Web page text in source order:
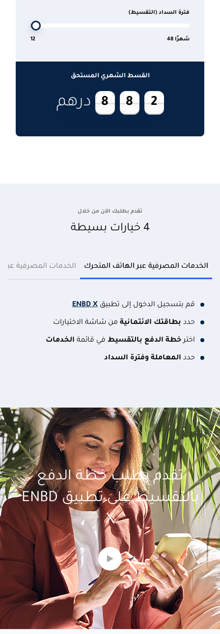
فترة السداد (التقسيط)
12 شهرًا 48
القسط الشهري المستحق
درهم 8 8 2
تقدم بطلبك الآن من خلال
4 خيارات بسيطة
الخدمات المصرفية عبر الهاتف المتحرك الخدمات المصرفية عبر
قم بتسجيل الدخول إلى تطبيقENBD X
حدد بطاقتك الائتمانية من شاشة الاختيارات
اخترخطة الدفع بالتقسيط في قائمة الخدمات
حدد المعاملة وفترة السداد
تقدم بطلب خطة الدفع
بالتقسيط على تطبيق ENBD
X